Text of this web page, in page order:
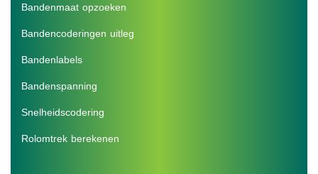
Bandenmaat opzoeken
Bandencoderingen uitleg
Bandenlabels
Bandenspanning
Snelheidscodering
Rolomtrek berekenen